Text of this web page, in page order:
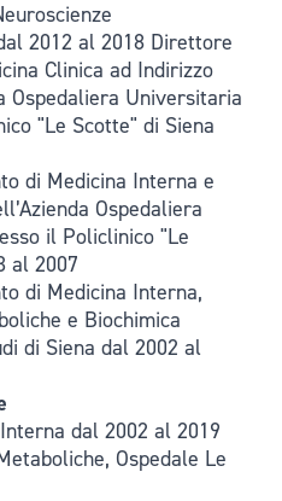
2012 al 2018 Direttore
Clinica ad Indirizzo
Ospedaliera Universitaria
"Le Scotte" di Siena
di Medicina Interna e
Ospedaliera
il Policlinico "Le
al 2007
di Medicina Interna,
e Biochimica
di Siena dal 2002 al
dal 2002 al 2019
Ospedale Le